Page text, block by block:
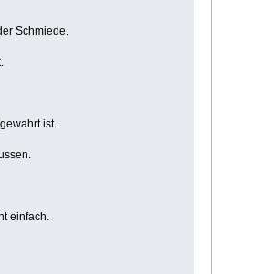
der Schmiede.
das Gefühl für die Zeit.
Gleichgewicht gewahrt ist.
die Zeit beeinflussen.
Welt zu schützen.
Aufgabe nicht einfach.